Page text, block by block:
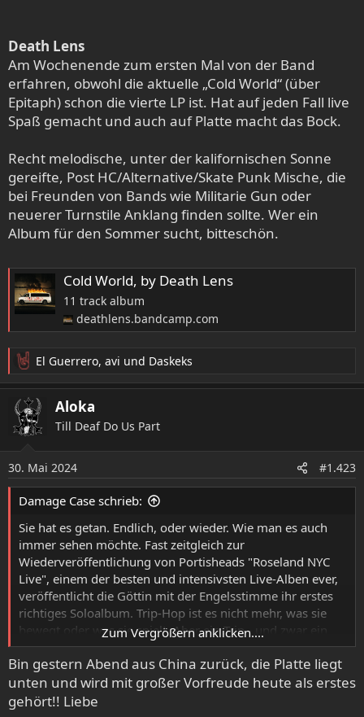
Death Lens
Am Wochenende zum ersten Mal von der Band
erfahren, obwohl die aktuelle „Cold World“ (über
Epitaph) schon die vierte LP ist. Hat auf jeden Fall live
Spaß gemacht und auch auf Platte macht das Bock.
Recht melodische, unter der kalifornischen Sonne
gereifte, Post HC/Alternative/Skate Punk Mische, die
bei Freunden von Bands wie Militarie Gun oder
neuerer Turnstile Anklang finden sollte. Wer ein
Album für den Sommer sucht, bitteschön.
Cold World, by Death Lens
11 track album
deathlens.bandcamp.com
R
e
a
k
t
o
n
e
n
El Guerrero, avi und Daskeks
Aloka
Till Deaf Do Us Part
30. Mai 2024 #1.423
Damage Case schrieb:
Sie hat es getan. Endlich, oder wieder. Wie man es auch
immer sehen möchte. Fast zeitgleich zur
Wiederveröffentlichung von Portisheads "Roseland NYC
Live", einem der besten und intensivsten Live-Alben ever,
veröffentlicht die Göttin mit der Engelsstimme ihr erstes
richtiges Soloalbum. Trip-Hop ist es nicht mehr, was sie
bewegt oder was sie spielt. Aber ein Trip - und zwar ein
ganz großer. Als riesiger Slayer-Fan habe ich dem Solo-
Album von Kerry King entgegengefiebert, aber wenn am
selben Tag ein Album von Beth Gibbons erscheint,
müssen sich meine Ohren entscheiden. Sägende Riffs und
Zum Vergrößern anklicken....
Bin gestern Abend aus China zurück, die Platte liegt
unten und wird mit großer Vorfreude heute als erstes
gehört!! Liebe